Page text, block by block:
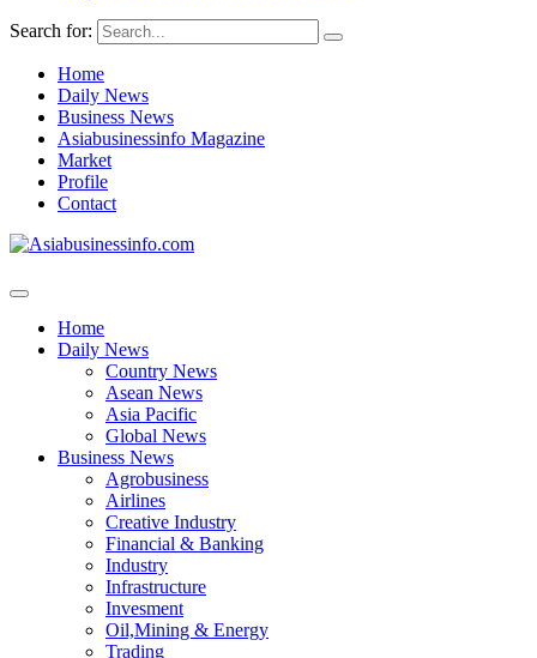
Search for:
Home
Daily News
Business News
Asiabusinessinfo Magazine
Market
Profile
Contact
Home
Daily News
Country News
Asean News
Asia Pacific
Global News
Business News
Agrobusiness
Airlines
Creative Industry
Financial & Banking
Industry
Infrastructure
Invesment
Oil,Mining & Energy
Trading